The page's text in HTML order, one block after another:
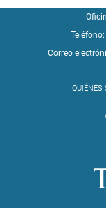
Teléfono:
Correo
QUIÉNES